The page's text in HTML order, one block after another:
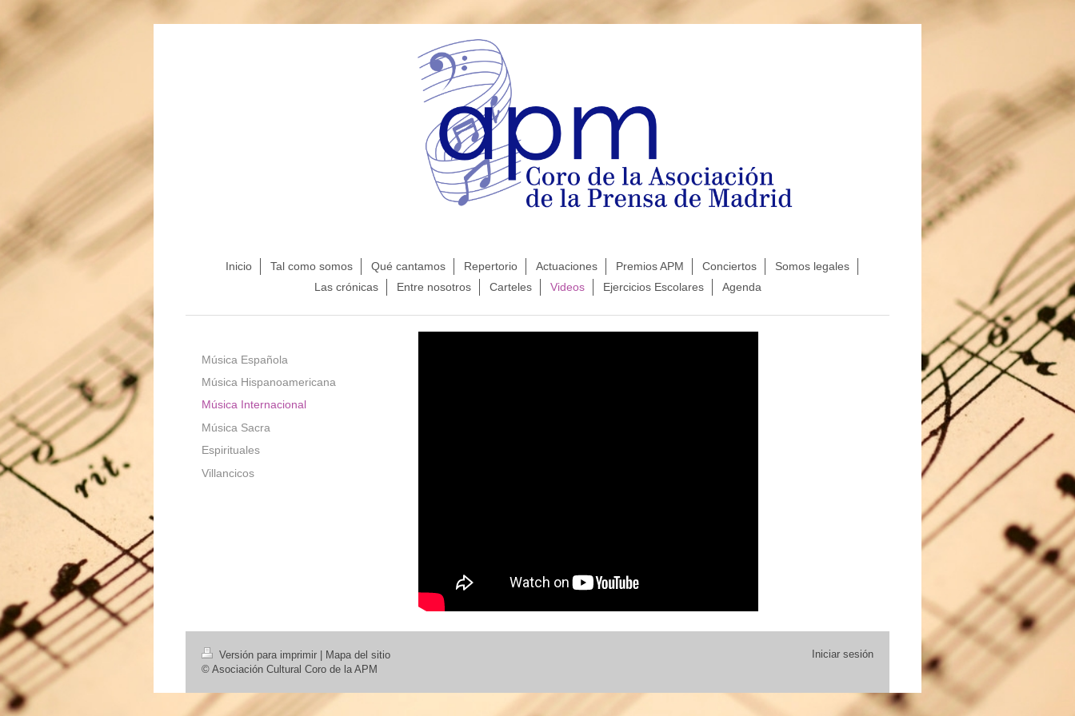
Inicio Tal como somos Qué cantamos Repertorio Actuaciones Premios APM Conciertos
Somos legales
Las crónicas
Entre nosotros Carteles Videos Ejercicios Escolares Agenda
Música Española
Música Hispanoamericana
Música Internacional
Música Sacra
Espirituales
Villancicos
Versión para imprimir
Mapa del sitio
© Asociación Cultural Coro de la APM
Iniciar sesión